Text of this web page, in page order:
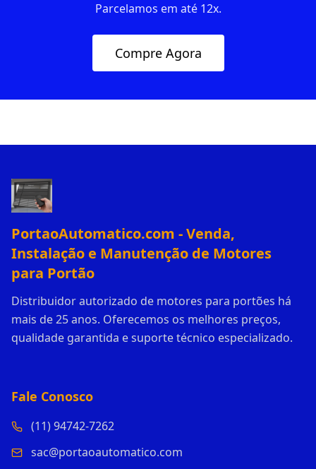
Parcelamos em até 12x.
Compre Agora
PortaoAutomatico.com - Venda,
Instalação e Manutenção de Motores
para Portão
Distribuidor autorizado de motores para portões há
mais de 25 anos. Oferecemos os melhores preços,
qualidade garantida e suporte técnico especializado.
Fale Conosco
(11) 94742-7262
sac@portaoautomatico.com